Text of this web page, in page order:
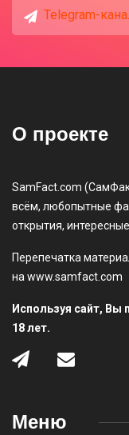
Telegram-
О проекте
SamFact.com
всём, любопытные
открытия,
Перепечатка
на www.samfact.com
Используя сайт, Вы
18 лет.
Меню